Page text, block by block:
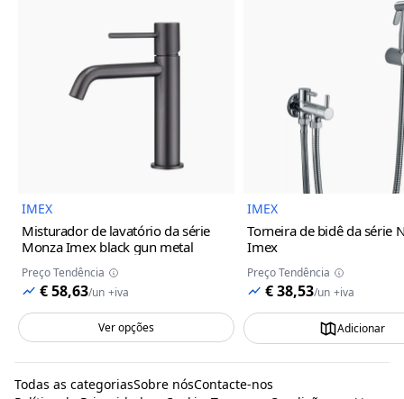
IMEX
Misturador de lavatório da série
Monza Imex black gun metal
Preço Tendência
€ 58,63/un +iva
Ver opções
IMEX
Torneira de bidê da série
Imex
Preço Tendência
€ 38,53/un +iva
Adicionar
Todas as categoriasSobre nósContacte-nos